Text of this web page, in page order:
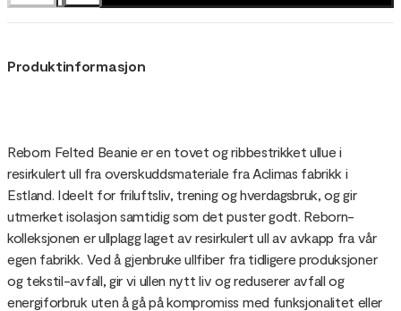
Produktinformasjon
Reborn Felted Beanie er en tovet og ribbestrikket ullue i
resirkulert ull fra overskuddsmateriale fra Aclimas fabrikk i
Estland. Ideelt for friluftsliv, trening og hverdagsbruk, og gir
utmerket isolasjon samtidig som det puster godt. Reborn-
kolleksjonen er ullplagg laget av resirkulert ull av avkapp fra vår
egen fabrikk. Ved å gjenbruke ullfiber fra tidligere produksjoner
og tekstil-avfall, gir vi ullen nytt liv og reduserer avfall og
energiforbruk uten å gå på kompromiss med funksjonalitet eller